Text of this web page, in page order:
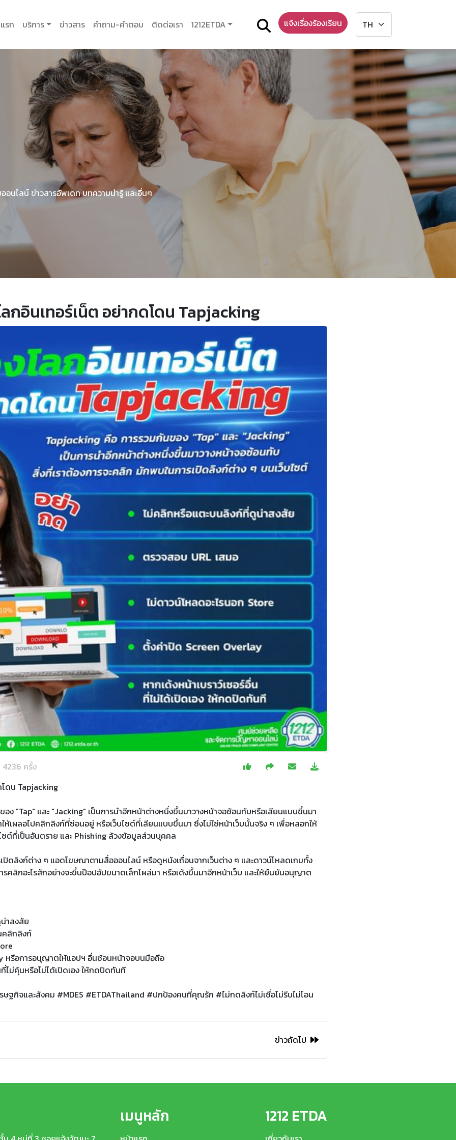
รก บริการ ข่าวสาร คำถาม-คำตอบ ติดต่อเรา 1212ETDA แจ้งเรื่องร้องเรียน
อนไลน์ ข่าวสารอัพเดท บทความน่ารู้ และอื่นๆ
กอินเทอร์เน็ต อย่ากดโดน Tapjacking
4236 ครั้ง
ดน Tapjacking
ง "Tap" และ "Jacking" เป็นการนำอีกหน้าต่างหนึ่งขึ้นมาวางหน้าจอซ้อนทับหรือเลียนแบบขึ้นมา
ให้เผลอไปคลิกลิงก์ที่ซ่อนอยู่ หรือเว็บไซต์ที่เลียนแบบขึ้นมา ซึ่งไม่ใช่หน้าเว็บนั้นจริง ๆ เพื่อหลอกให้
ซต์ที่เป็นอันตราย และ Phishing ล้วงข้อมูลส่วนบุคคล
ปิดลิงก์ต่าง ๆ แอดโฆษณาตามสื่อออนไลน์ หรือดูหนังเถื่อนจากเว็บต่าง ๆ และดาวน์โหลดเกมทั้ง
รคลิกอะไรสักอย่างจะขึ้นป๊อปอัปขนาดเล็กโผล่มา หรือเด้งขึ้นมาอีกหน้าเว็บ และให้ยืนยันอนุญาต
าสงสัย
คลิกลิงก์
หรือการอนุญาตให้แอปฯ อื่นซ้อนหน้าจอบนมือถือ
ไม่คุ้นหรือไม่ได้เปิดเอง ให้กดปิดทันที
ษฐกิจและสังคม #MDES #ETDAThailand #ปกป้องคนที่คุณรัก #ไม่กดลิงก์ไม่เชื่อไม่รีบไม่โอน
ข่าวถัดไป
เมนูหลัก 1212 ETDA